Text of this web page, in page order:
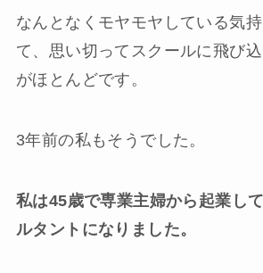
なんとなくモヤモヤしている気
て、思い切ってスクールに飛び
がほとんどです。
3年前の私もそうでした。
私は45歳で専業主婦から起業し
ルタントになりました。